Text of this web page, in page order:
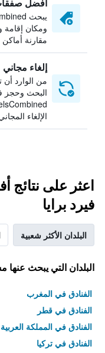
ومكان
مقارنة أماكن
إلغاء مجاني
من الوارد
البحث وحجز
الإلغاء
اعثر على
فيرد برايا
البلدان الأكثر شعبية
البلدان التي يبحث عنها
الفنادق في المغرب
الفنادق في قطر
الفنادق في المملكة
الفنادق في تركيا